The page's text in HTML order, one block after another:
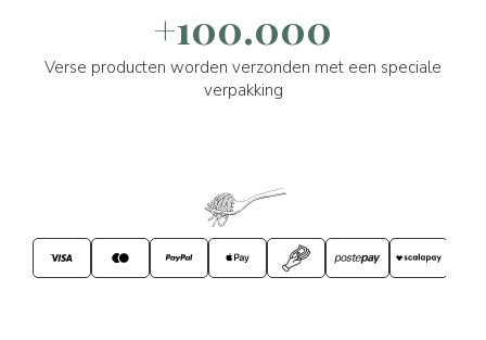
+100.000
Verse producten worden verzonden met een speciale
verpakking